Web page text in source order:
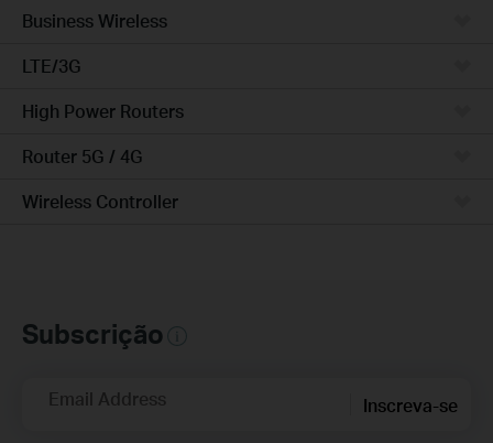
Business Wireless
LTE/3G
High Power Routers
Router 5G / 4G
Wireless Controller
Subscrição
Email Address Inscreva-se